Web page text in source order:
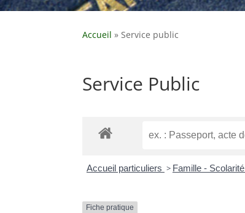
Accueil »Service public
Service Public
Accueil particuliers > Famille - Scolarité
Fiche pratique